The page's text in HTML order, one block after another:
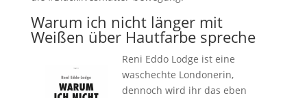
Warum ich nicht länger mit
Weißen über Hautfarbe spreche
Reni Eddo Lodge ist eine
waschechte Londonerin,
dennoch wird ihr das eben